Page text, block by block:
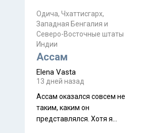
Пока
Прочитайте! У моих двух
знакомых вот так увели
аккаунты
Одича, Чхаттисгарх,
Западная Бенгалия и
Северо-Восточные штаты
Индии
Ассам
Elena Vasta
13 дней назад
Ассам оказался совсем не
таким, каким он
представлялся. Хотя я